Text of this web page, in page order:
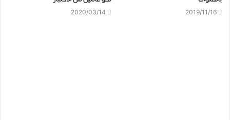
2019/11/16
2020/03/14